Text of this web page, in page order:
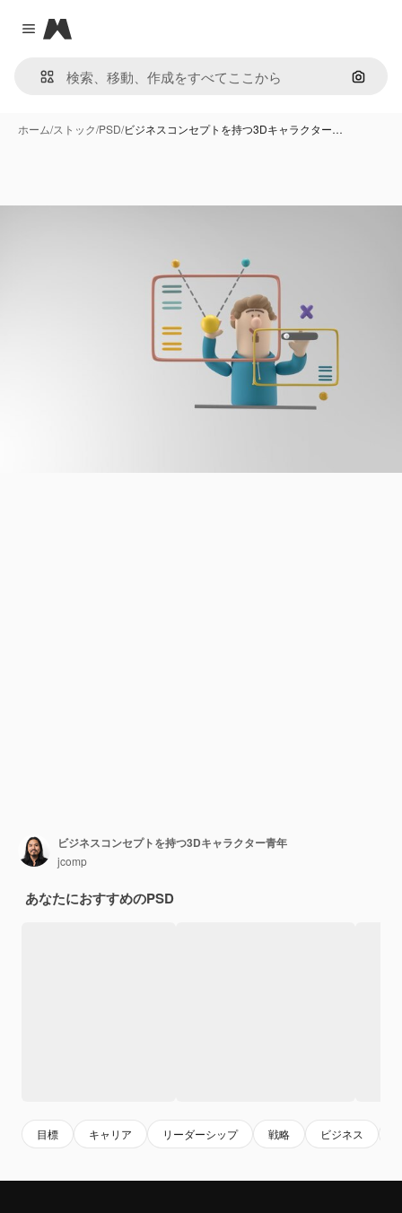
Close menu
Magnific
画像で
ホーム/ストック/PSD/ビジネスコンセプトを持つ3Dキャラクター…
ビジネスコンセプトを持つ3Dキャラクター青年
jcomp
あなたにおすすめのPSD
目標 キャリア リーダーシップ 戦略 ビジネス